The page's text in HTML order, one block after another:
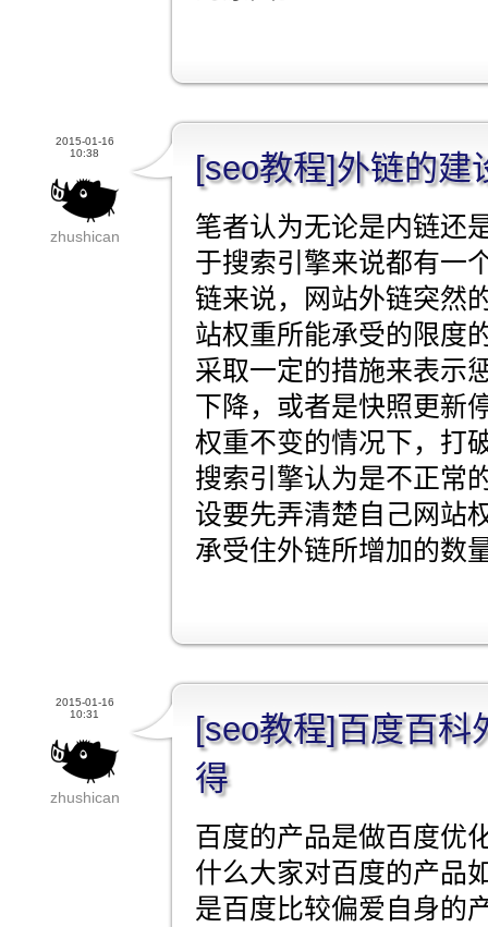
2015-01-16
10:38
zhushican
[seo教程]外链的建
笔者认为无论是内链还
于搜索引擎来说都有一
链来说，网站外链突然
站权重所能承受的限度
采取一定的措施来表示
下降，或者是快照更新
权重不变的情况下，打
搜索引擎认为是不正常
设要先弄清楚自己网站
承受住外链所增加的数
2015-01-16
10:31
zhushican
[seo教程]百度百科
得
百度的产品是做百度优
什么大家对百度的产品
是百度比较偏爱自身的